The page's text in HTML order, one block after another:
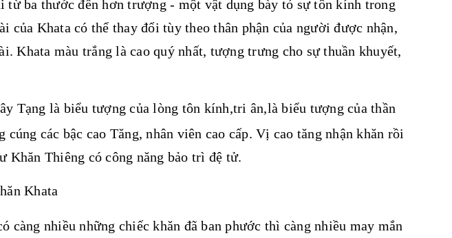
từ ba thước đến hơn trượng - một vật dụng bày tỏ sự tôn kính trong
của Khata có thể thay đổi tùy theo thân phận của người được nhận,
Khata màu trắng là cao quý nhất, tượng trưng cho sự thuần khuyết,
Tạng là biểu tượng của lòng tôn kính,tri ân,là biểu tượng của thần
các bậc cao Tăng, nhân viên cao cấp. Vị cao tăng nhận khăn rồi
Khăn Thiêng có công năng bảo trì đệ tử.
Khata
càng nhiều những chiếc khăn đã ban phước thì càng nhiều may mắn